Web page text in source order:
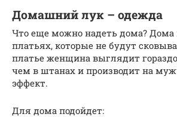
Домашний лук – одежда
Что еще можно надеть дома?
платьях, которые не будут
платье женщина выглядит
чем в штанах и производит на
эффект.
Для дома подойдет: